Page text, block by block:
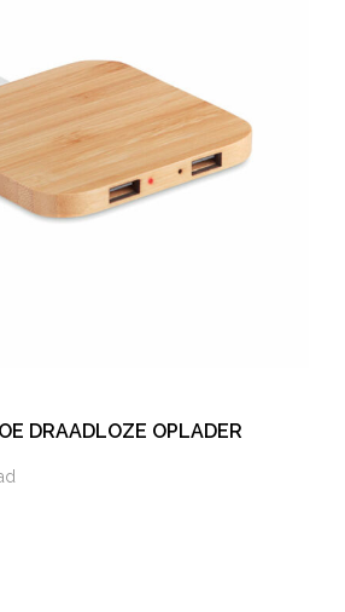
DRAADLOZE OPLADER